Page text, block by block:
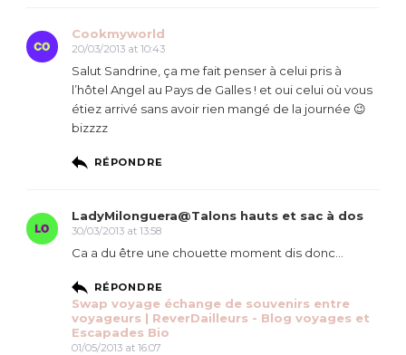
Cookmyworld
20/03/2013 at 10:43
Salut Sandrine, ça me fait penser à celui pris à
l’hôtel Angel au Pays de Galles ! et oui celui où vous
étiez arrivé sans avoir rien mangé de la journée 😉
bizzzz
RÉPONDRE
LadyMilonguera@Talons hauts et sac à dos
30/03/2013 at 13:58
Ca a du être une chouette moment dis donc…
RÉPONDRE
Swap voyage échange de souvenirs entre
voyageurs | ReverDailleurs - Blog voyages et
Escapades Bio
01/05/2013 at 16:07